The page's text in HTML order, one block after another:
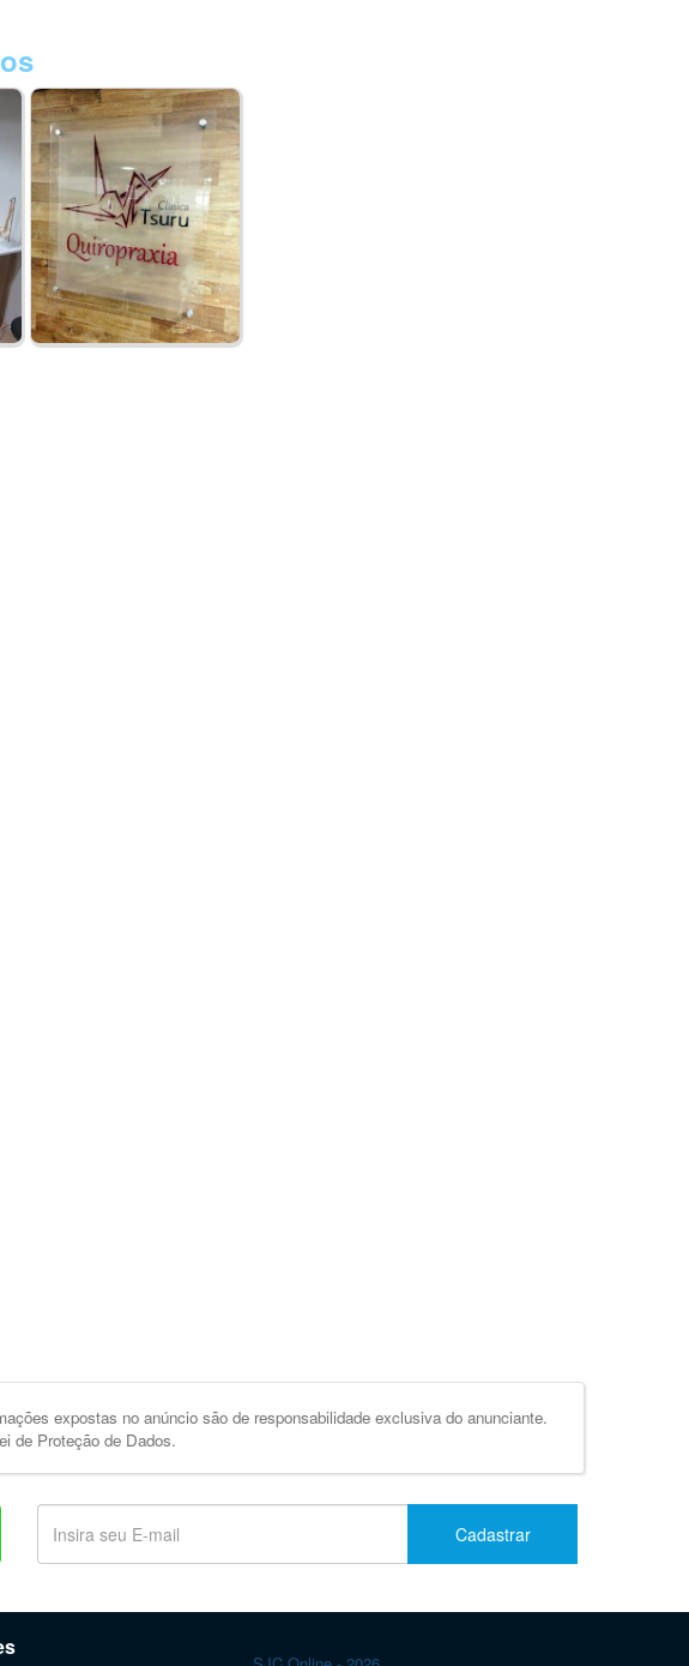
expostas no anúncio são de responsabilidade exclusiva do anunciante.
de Proteção de Dados.
Cadastrar